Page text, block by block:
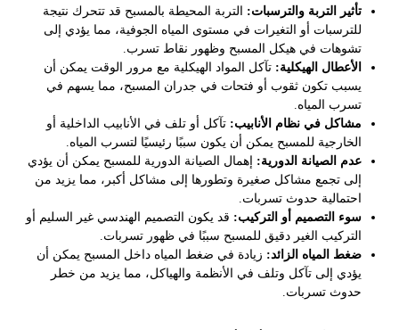
تأثير التربة والترسبات: التربة المحيطة بالمسبح قد تتحرك نتيجة
للترسبات أو التغيرات في مستوى المياه الجوفية، مما يؤدي إلى
تشوهات في هيكل المسبح وظهور نقاط تسرب.
الأعطال الهيكلية: تآكل المواد الهيكلية مع مرور الوقت يمكن أن
يسبب تكون ثقوب أو فتحات في جدران المسبح، مما يسهم في
تسرب المياه.
مشاكل في نظام الأنابيب: تآكل أو تلف في الأنابيب الداخلية أو
الخارجية للمسبح يمكن أن يكون سببًا رئيسيًا لتسرب المياه.
عدم الصيانة الدورية: إهمال الصيانة الدورية للمسبح يمكن أن يؤدي
إلى تجمع مشاكل صغيرة وتطورها إلى مشاكل أكبر، مما يزيد من
احتمالية حدوث تسربات.
سوء التصميم أو التركيب: قد يكون التصميم الهندسي غير السليم أو
التركيب الغير دقيق للمسبح سببًا في ظهور تسربات.
ضغط المياه الزائد: زيادة في ضغط المياه داخل المسبح يمكن أن
يؤدي إلى تآكل وتلف في الأنظمة والهياكل، مما يزيد من خطر
حدوث تسربات.